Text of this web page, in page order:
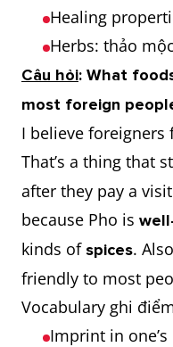
Healing
Herbs: thảo mộc
Câu hỏi: What
most foreign
I believe foreigners
That’s a thing that
after they pay a
because Pho is
kinds ofspices.
friendly to most
Vocabulary ghi
Imprint in